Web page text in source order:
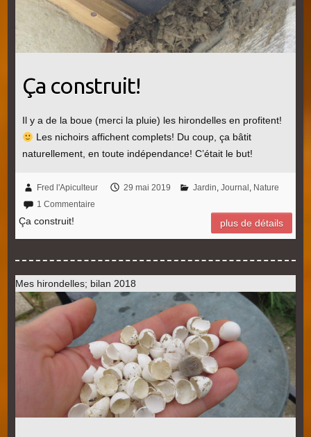
Ça construit!
Il y a de la boue (merci la pluie) les hirondelles en profitent!
Les nichoirs affichent complets! Du coup, ça bâtit
naturellement, en toute indépendance! C’était le but!
Fred l'Apiculteur 29 mai 2019 Jardin, Journal , Nature
1 Commentaire
Ça construit! plus de détails
Mes hirondelles; bilan 2018